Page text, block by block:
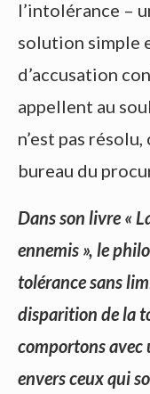
l’intolérance –
solution simple
d’accusation
appellent au
n’est pas
bureau du
Dans son livre «
ennemis », le
tolérance sans
disparition de la
comportons avec
envers ceux qui